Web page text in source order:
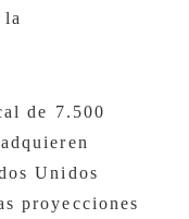
de 7.500
Unidos
proyecciones